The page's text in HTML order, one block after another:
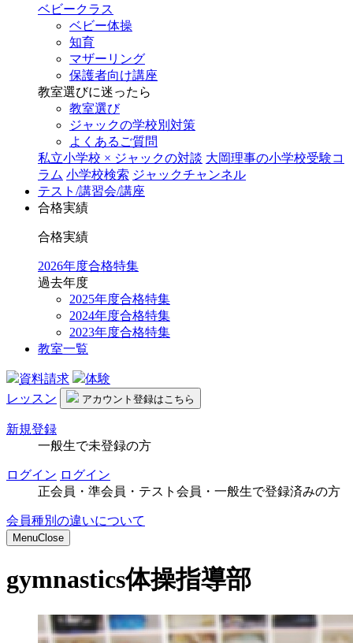
ベビークラス
ベビー体操
知育
マザーリング
保護者向け講座
教室選びに迷ったら
教室選び
ジャックの学校別対策
よくあるご質問
私立小学校 × ジャックの対談 大岡理事の小学校受験コ
ラム 小学校検索 ジャックチャンネル
テスト/講習会/講座
合格実績
合格実績
2026年度合格特集
過去年度
2025年度合格特集
2024年度合格特集
2023年度合格特集
教室一覧
資料請求
体験
レッスン
アカウント 登録はこちら
新規登録
一般生で未登録の方
ログイン ログイン
正会員・準会員・テスト会員・一般生で登録済みの方
会員種別の違いについて
MenuClose
gymnastics体操指導部